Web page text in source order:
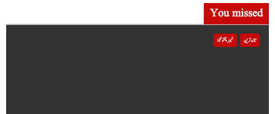
You missed
تازہ ترین خیبر پختونخوا